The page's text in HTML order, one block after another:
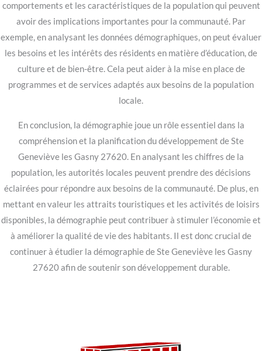
comportements et les caractéristiques de la population qui peuvent
avoir des implications importantes pour la communauté. Par
exemple, en analysant les données démographiques, on peut évaluer
les besoins et les intérêts des résidents en matière d’éducation, de
culture et de bien-être. Cela peut aider à la mise en place de
programmes et de services adaptés aux besoins de la population
locale.
En conclusion, la démographie joue un rôle essentiel dans la
compréhension et la planification du développement de Ste
Geneviève les Gasny 27620. En analysant les chiffres de la
population, les autorités locales peuvent prendre des décisions
éclairées pour répondre aux besoins de la communauté. De plus, en
mettant en valeur les attraits touristiques et les activités de loisirs
disponibles, la démographie peut contribuer à stimuler l’économie et
à améliorer la qualité de vie des habitants. Il est donc crucial de
continuer à étudier la démographie de Ste Geneviève les Gasny
27620 afin de soutenir son développement durable.